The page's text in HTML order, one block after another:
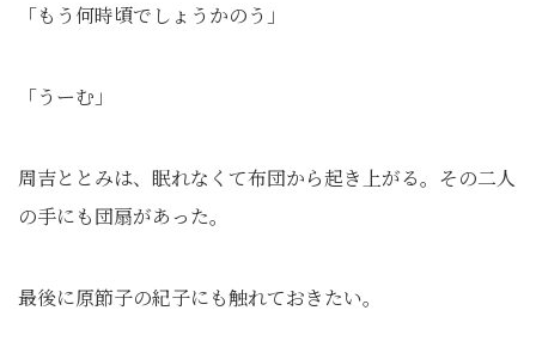
「もう何時頃でしょうかのう」
「うーむ」
周吉ととみは、眠れなくて布団から起き上がる。その二人
の手にも団扇があった。
最後に原節子の紀子にも触れておきたい。